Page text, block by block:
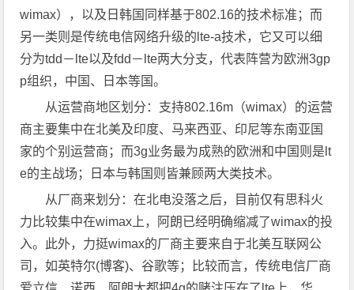
wimax），以及日韩国同样基于802.16的技术标准；而
另一类则是传统电信网络升级的lte-a技术，它又可以细
分为tdd－lte以及fdd－lte两大分支，代表阵营为欧洲3gp
p组织，中国、日本等国。
从运营商地区划分：支持802.16m（wimax）的运营
商主要集中在北美及印度、马来西亚、印尼等东南亚国
家的个别运营商；而3g业务最为成熟的欧洲和中国则是lt
e的主战场；日本与韩国则皆兼顾两大类技术。
从厂商来划分：在北电没落之后，目前仅有思科火
力比较集中在wimax上，阿朗已经明确缩减了wimax的投
入。此外，力挺wimax的厂商主要来自于北美互联网公
司，如英特尔(博客)、谷歌等；比较而言，传统电信厂商